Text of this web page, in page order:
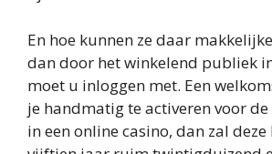
En hoe kunnen ze daar
dan door het winkelend publiek
moet u inloggen met. Een
je handmatig te activeren voor
in een online casino, dan zal